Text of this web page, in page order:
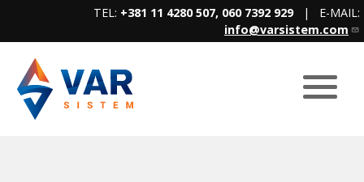
content
TEL: +381 11 4280 507, 060 7392 929| E-MAIL:
info@varsistem.com